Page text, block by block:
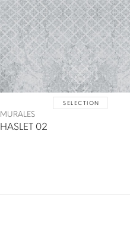
SELECTION
MURALES
HASLET 02